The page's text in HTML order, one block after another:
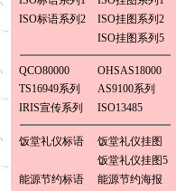
ISO标语系列2
ISO挂图系列2
ISO挂图系列5
QCO80000
OHSAS18000
TS16949系列
AS9100系列
IRIS宣传系列
ISO13485
饭堂礼仪标语
饭堂礼仪挂图
饭堂礼仪挂图5
能源节约标语
能源节约海报